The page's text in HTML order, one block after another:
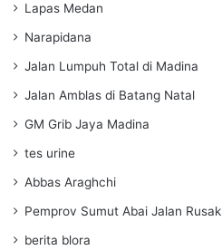
Lapas Medan
Narapidana
Jalan Lumpuh Total di Madina
Jalan Amblas di Batang Natal
GM Grib Jaya Madina
tes urine
Abbas Araghchi
Pemprov Sumut Abai Jalan Rusak
berita blora